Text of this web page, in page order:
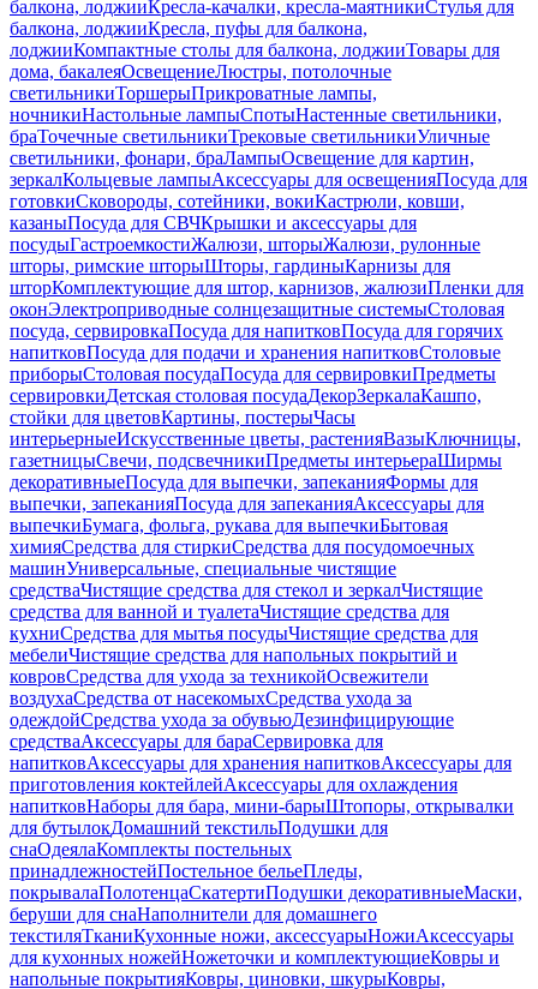
балкона, лоджииКресла-качалки, кресла-маятникиСтулья для
балкона, лоджииКресла, пуфы для балкона,
лоджииКомпактные столы для балкона, лоджииТовары для
дома, бакалеяОсвещениеЛюстры, потолочные
светильникиТоршерыПрикроватные лампы,
ночникиНастольные лампыСпотыНастенные светильники,
браТочечные светильникиТрековые светильникиУличные
светильники, фонари, браЛампыОсвещение для картин,
зеркалКольцевые лампыАксессуары для освещенияПосуда для
готовкиСковороды, сотейники, вокиКастрюли, ковши,
казаныПосуда для СВЧКрышки и аксессуары для
посудыГастроемкостиЖалюзи, шторыЖалюзи, рулонные
шторы, римские шторыШторы, гардиныКарнизы для
шторКомплектующие для штор, карнизов, жалюзиПленки для
оконЭлектроприводные солнцезащитные системыСтоловая
посуда, сервировкаПосуда для напитковПосуда для горячих
напитковПосуда для подачи и хранения напитковСтоловые
приборыСтоловая посудаПосуда для сервировкиПредметы
сервировкиДетская столовая посудаДекорЗеркалаКашпо,
стойки для цветовКартины, постерыЧасы
интерьерныеИскусственные цветы, растенияВазыКлючницы,
газетницыСвечи, подсвечникиПредметы интерьераШирмы
декоративныеПосуда для выпечки, запеканияФормы для
выпечки, запеканияПосуда для запеканияАксессуары для
выпечкиБумага, фольга, рукава для выпечкиБытовая
химияСредства для стиркиСредства для посудомоечных
машинУниверсальные, специальные чистящие
средстваЧистящие средства для стекол и зеркалЧистящие
средства для ванной и туалетаЧистящие средства для
кухниСредства для мытья посудыЧистящие средства для
мебелиЧистящие средства для напольных покрытий и
ковровСредства для ухода за техникойОсвежители
воздухаСредства от насекомыхСредства ухода за
одеждойСредства ухода за обувьюДезинфицирующие
средстваАксессуары для бараСервировка для
напитковАксессуары для хранения напитковАксессуары для
приготовления коктейлейАксессуары для охлаждения
напитковНаборы для бара, мини-барыШтопоры, открывалки
для бутылокДомашний текстильПодушки для
снаОдеялаКомплекты постельных
принадлежностейПостельное бельеПледы,
покрывалаПолотенцаСкатертиПодушки декоративныеМаски,
беруши для снаНаполнители для домашнего
текстиляТканиКухонные ножи, аксессуарыНожиАксессуары
для кухонных ножейНожеточки и комплектующиеКовры и
напольные покрытияКовры, циновки, шкурыКовры,